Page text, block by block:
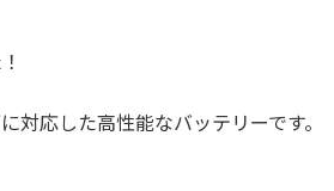
対応した高性能なバッテリーです。